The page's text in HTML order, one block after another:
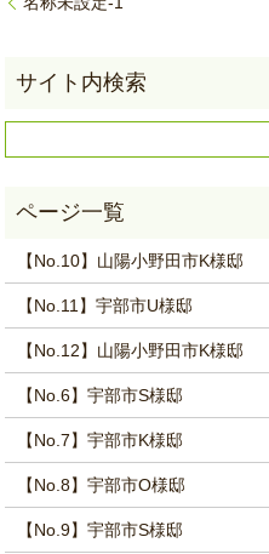
【No.10】山陽小野田市K様邸
【No.11】宇部市U様邸
【No.12】山陽小野田市K様邸
【No.6】宇部市S様邸
【No.7】宇部市K様邸
【No.8】宇部市O様邸
【No.9】宇部市S様邸